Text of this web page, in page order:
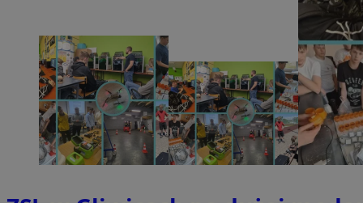
SessID
QeSessID
MvSessID
msToken